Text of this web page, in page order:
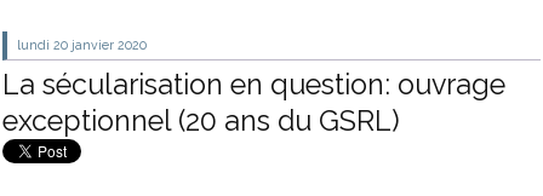
lundi 20 janvier 2020
La sécularisation en question: ouvrage
exceptionnel (20 ans du GSRL)